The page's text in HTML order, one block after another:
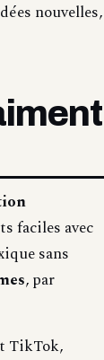
nouvelles,
faciles avec
sans
, par
TikTok,